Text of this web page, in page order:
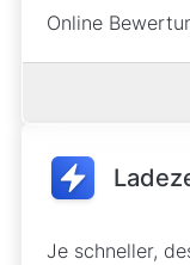
Online
Je schneller,